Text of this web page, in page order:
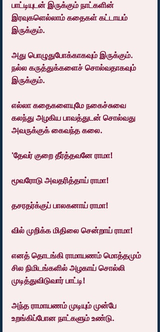
பாட்டியுடன் இருக்கும் நாட்களின்
இரவுகளெல்லாம் கதைகள் கட்டாயம்
இருக்கும்.
அது பொழுதுபோக்காகவும் இருக்கும்.
நல்ல கருத்துக்களைச் சொல்வதாகவும்
இருக்கும்.
எல்லா கதைகளையுமே நகைச்சுவை
கலந்து அழகிய பாவத்துடன் சொல்வது
அவருக்குக் கைவந்த கலை.
'தேவர் குறை தீர்த்தவனே ராமா!
மூவரோடு அவதரித்தாய் ராமா!
தசரதர்க்குப் பாலகனாய் ராமா!
வில் முறிக்க மிதிலை சென்றாய் ராமா!
எனத் தொடங்கி ராமாயணம் மொத்தமும்
சில நிமிடங்களில் அழகாய் சொல்லி
முடித்துவிடுவார் பாட்டி!
அந்த ராமாயணம் முடியும் முன்பே
உறங்கிப்போன நாட்களும் உண்டு.